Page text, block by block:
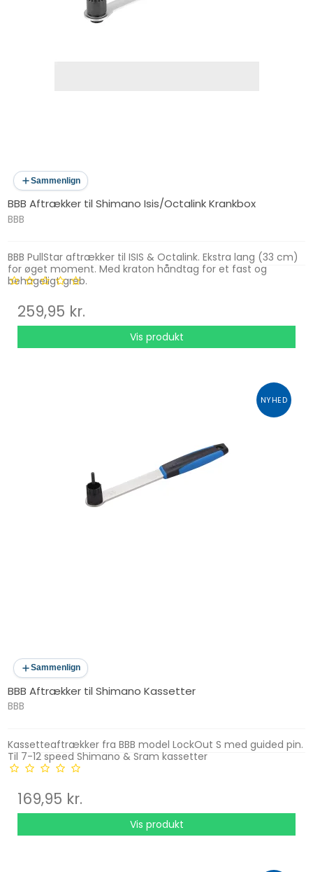
Sammenlign
BBB Aftrækker til Shimano Isis/Octalink Krankbox
BBB
BBB PullStar aftrækker til ISIS & Octalink. Ekstra lang (33 cm)
for øget moment. Med kraton håndtag for et fast og
behageligt greb.
259,95 kr.
Vis produkt
NYHED
Sammenlign
BBB Aftrækker til Shimano Kassetter
BBB
Kassetteaftrækker fra BBB model LockOut S med guided pin.
Til 7-12 speed Shimano & Sram kassetter
169,95 kr.
Vis produkt